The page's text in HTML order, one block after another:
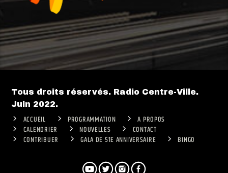
Tous droits réservés. Radio Centre-Ville.
Juin 2022.
ACCUEIL PROGRAMMATION
A PROPOS
CALENDRIER
NOUVELLES
CONTACT
CONTRIBUER
GALA DE 51E ANNIVERSAIRE BINGO